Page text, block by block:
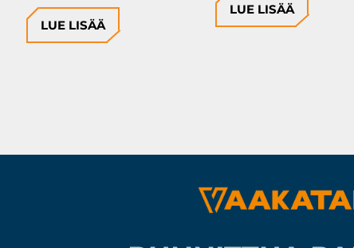
LUE LISÄÄ
LUE LISÄÄ